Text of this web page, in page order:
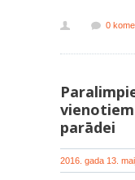
0
parādei
2016. gada 13.